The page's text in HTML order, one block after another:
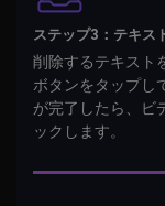
ステップ3：テキス
削除するテキスト
ボタンをタップし
が完了したら、ビ
ックします。